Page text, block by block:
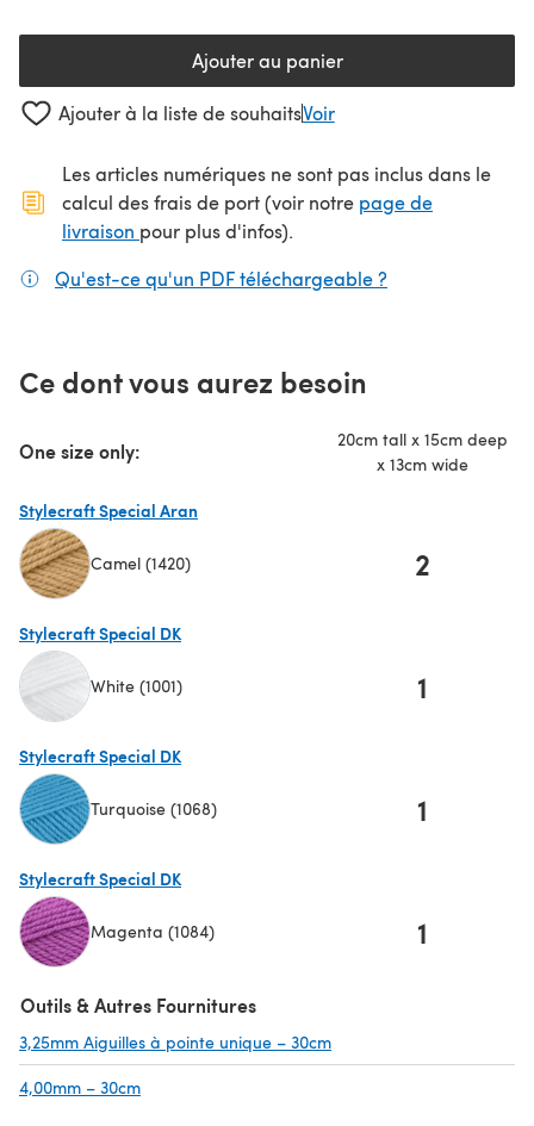
Ajouter au panier
Ajouter à la liste de souhaitsVoir
Les articles numériques ne sont pas inclus dans le
calcul des frais de port (voir notre page de
livraison (s'ouvre dans un nouvel onglet)
pour plus d'infos).
Qu'est-ce qu'un PDF téléchargeable ?
Ce dont vous aurez besoin
One size only:
20cm tall x 15cm deep
x 13cm wide
Stylecraft Special Aran
Camel (1420) 2
Stylecraft Special DK
White (1001) 1
Stylecraft Special DK
Turquoise (1068) 1
Stylecraft Special DK
Magenta (1084) 1
Outils & Autres Fournitures
3,25mm Aiguilles à pointe unique – 30cm
4,00mm – 30cm